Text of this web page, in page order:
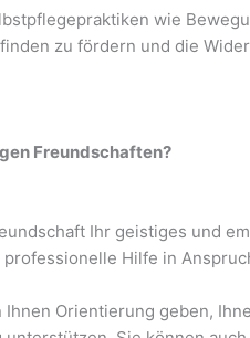
wie
zu fördern und die
Freundschaften?
Ihr geistiges und
Hilfe in
Ihnen Orientierung geben,